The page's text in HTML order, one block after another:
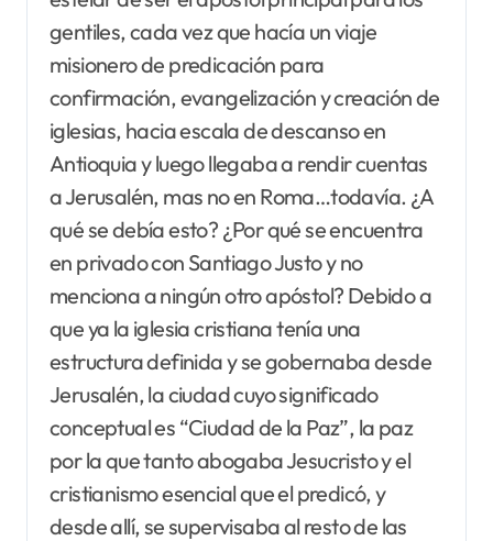
gentiles, cada vez que hacía un viaje
misionero de predicación para
confirmación, evangelización y creación de
iglesias, hacia escala de descanso en
Antioquia y luego llegaba a rendir cuentas
a Jerusalén, mas no en Roma…todavía. ¿A
qué se debía esto? ¿Por qué se encuentra
en privado con Santiago Justo y no
menciona a ningún otro apóstol? Debido a
que ya la iglesia cristiana tenía una
estructura definida y se gobernaba desde
Jerusalén, la ciudad cuyo significado
conceptual es “Ciudad de la Paz”, la paz
por la que tanto abogaba Jesucristo y el
cristianismo esencial que el predicó, y
desde allí, se supervisaba al resto de las